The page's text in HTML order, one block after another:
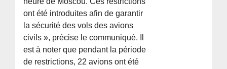
ont été introduites afin de garantir
la sécurité des vols des avions
civils », précise le communiqué. Il
est à noter que pendant la période
de restrictions, 22 avions ont été